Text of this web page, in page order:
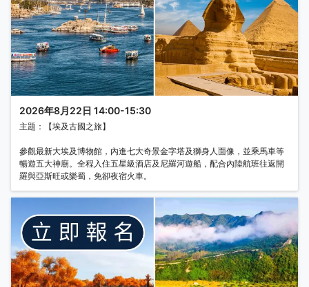
2026年8月22日 14:00-15:30
主題：【埃及古國之旅】
參觀最新大埃及博物館，內進七大奇景金字塔及獅身人面像，並乘馬車等
暢遊五大神廟。全程入住五星級酒店及尼羅河遊船，配合內陸航班往返開
羅與亞斯旺或樂蜀，免卻夜宿火車。